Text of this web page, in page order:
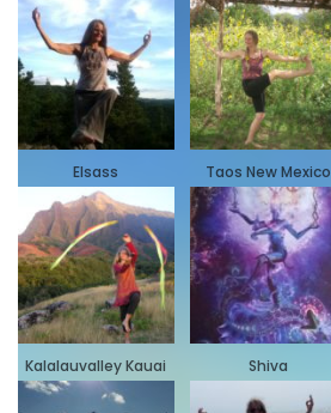
Elsass Taos New Mexico
Kalalauvalley Kauai Shiva